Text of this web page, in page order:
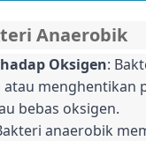
Anaerobik
Oksigen:
menghentikan
bebas oksigen.
anaerobik